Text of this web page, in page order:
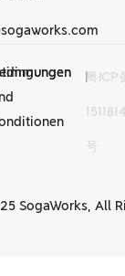
| 粤ICP
号
SogaWorks, All